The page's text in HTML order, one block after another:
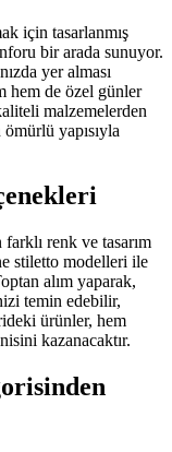
için tasarlanmış
bir arada sunuyor.
yer alması
hem de özel günler
malzemelerden
yapısıyla
renk ve tasarım
stiletto modelleri ile
alım yaparak,
temin edebilir,
ürünler, hem
kazanacaktır.